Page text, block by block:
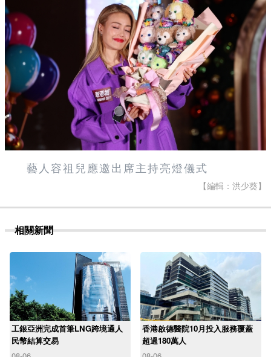
藝人容祖兒應邀出席主持亮燈儀式
【編輯：洪少葵】
相關新聞
工銀亞洲完成首筆LNG跨境通人
民幣結算交易
香港啟德醫院10月投入服務覆蓋
超過180萬人